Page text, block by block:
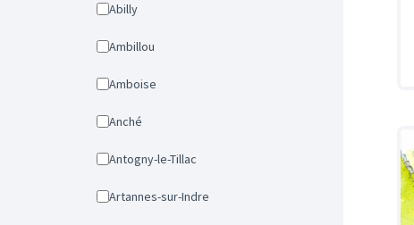
Abilly
Ambillou
Amboise
Anché
Antogny-le-Tillac
Artannes-sur-Indre